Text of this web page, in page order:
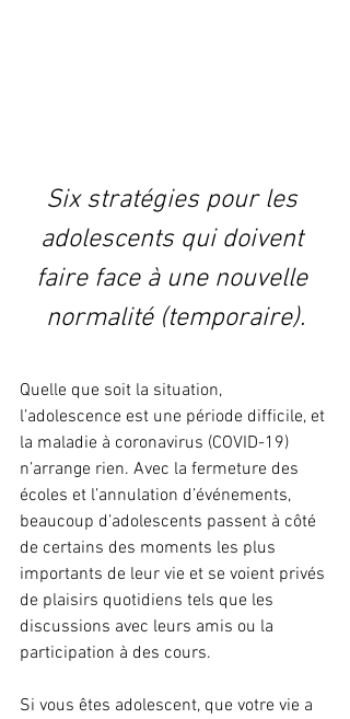
Six stratégies pour les
adolescents qui doivent
faire face à une nouvelle
normalité (temporaire).
Quelle que soit la situation,
l’adolescence est une période difficile, et
la maladie à coronavirus (COVID-19)
n’arrange rien. Avec la fermeture des
écoles et l’annulation d’événements,
beaucoup d’adolescents passent à côté
de certains des moments les plus
importants de leur vie et se voient privés
de plaisirs quotidiens tels que les
discussions avec leurs amis ou la
participation à des cours.
Si vous êtes adolescent, que votre vie a